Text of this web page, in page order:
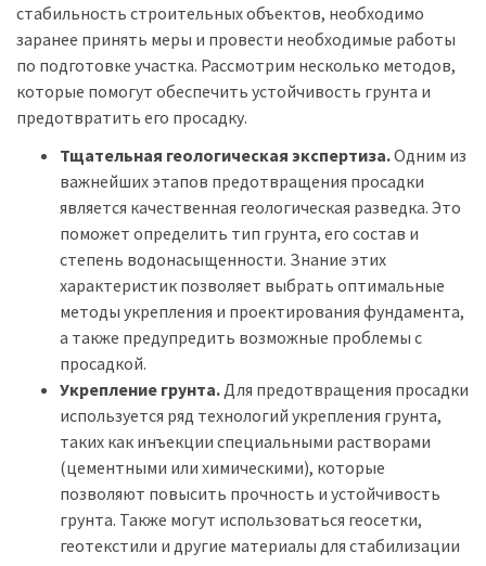
стабильность строительных объектов, необходимо
заранее принять меры и провести необходимые работы
по подготовке участка. Рассмотрим несколько методов,
которые помогут обеспечить устойчивость грунта и
предотвратить его просадку.
Тщательная геологическая экспертиза.Одним из
важнейших этапов предотвращения просадки
является качественная геологическая разведка. Это
поможет определить тип грунта, его состав и
степень водонасыщенности. Знание этих
характеристик позволяет выбрать оптимальные
методы укрепления и проектирования фундамента,
а также предупредить возможные проблемы с
просадкой.
Укрепление грунта. Для предотвращения просадки
используется ряд технологий укрепления грунта,
таких как инъекции специальными растворами
(цементными или химическими), которые
позволяют повысить прочность и устойчивость
грунта. Также могут использоваться геосетки,
геотекстили и другие материалы для стабилизации